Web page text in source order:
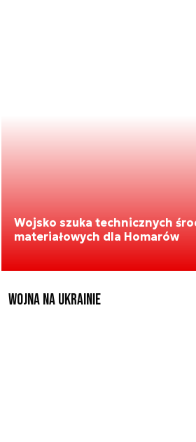
Wojsko szuka technicznych
materiałowych dla Homarów
Wojna na Ukrainie